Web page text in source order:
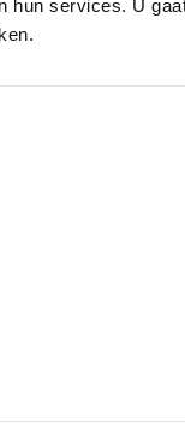
hun services. U